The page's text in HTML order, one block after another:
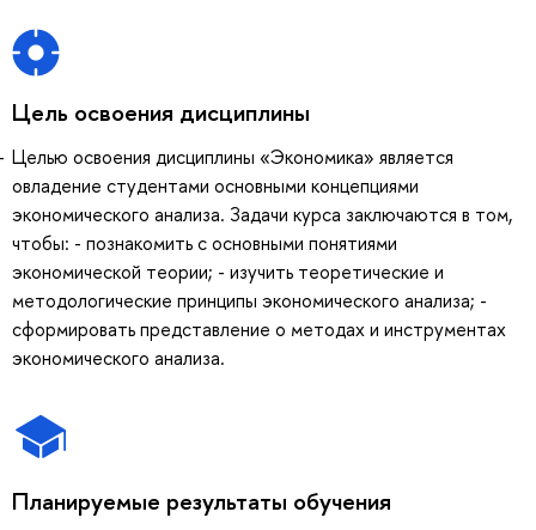
Цель освоения дисциплины
Целью освоения дисциплины «Экономика» является
овладение студентами основными концепциями
экономического анализа. Задачи курса заключаются в том,
чтобы: - познакомить с основными понятиями
экономической теории; - изучить теоретические и
методологические принципы экономического анализа; -
сформировать представление о методах и инструментах
экономического анализа.
Планируемые результаты обучения